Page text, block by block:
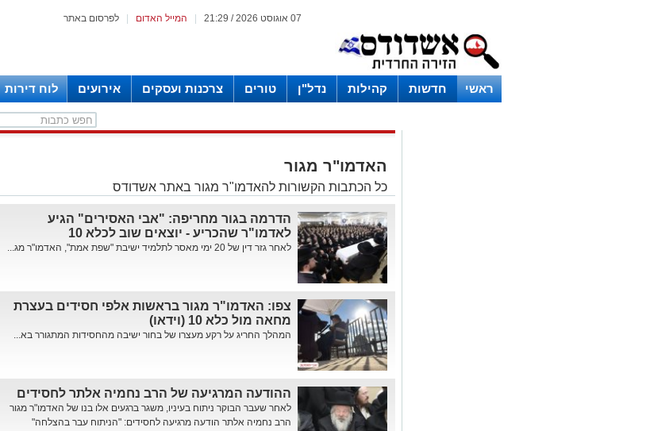
לפרסום באתר המייל האדום 07 אוגוסט 2026 / 21:29
ראשי חדשות קהילות נדל"ן טורים צרכנות ועסקים אירועים לוח דירות
האדמו"ר מגור
כל הכתבות הקשורות להאדמו"ר מגור באתר אשדודס
הדרמה בגור מחריפה: "אבי האסירים" הגיע
לאדמו"ר שהכריע - יוצאים שוב לכלא 10
לאחר גזר דין של 20 ימי מאסר לתלמיד ישיבת "שפת אמת", האדמו"ר מג...
צפו: האדמו"ר מגור בראשות אלפי חסידים בעצרת
מחאה מול כלא 10 (וידאו)
המהלך החריג על רקע מעצרו של בחור ישיבה מהחסידות המתגורר בא...
ההודעה המרגיעה של הרב נחמיה אלתר לחסידים
לאחר שעבר הבוקר ניתוח בעיניו, משגר ברגעים אלו בנו של האדמו"ר מגור
הרב נחמיה אלתר הודעה מרגיעה לחסידים: "הניתוח עבר בהצלחה"